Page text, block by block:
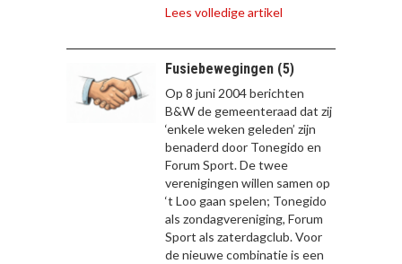
Lees volledige artikel
Fusiebewegingen (5)
Op 8 juni 2004 berichten
B&W de gemeenteraad dat zij
‘enkele weken geleden’ zijn
benaderd door Tonegido en
Forum Sport. De twee
verenigingen willen samen op
‘t Loo gaan spelen; Tonegido
als zondagvereniging, Forum
Sport als zaterdagclub. Voor
de nieuwe combinatie is een